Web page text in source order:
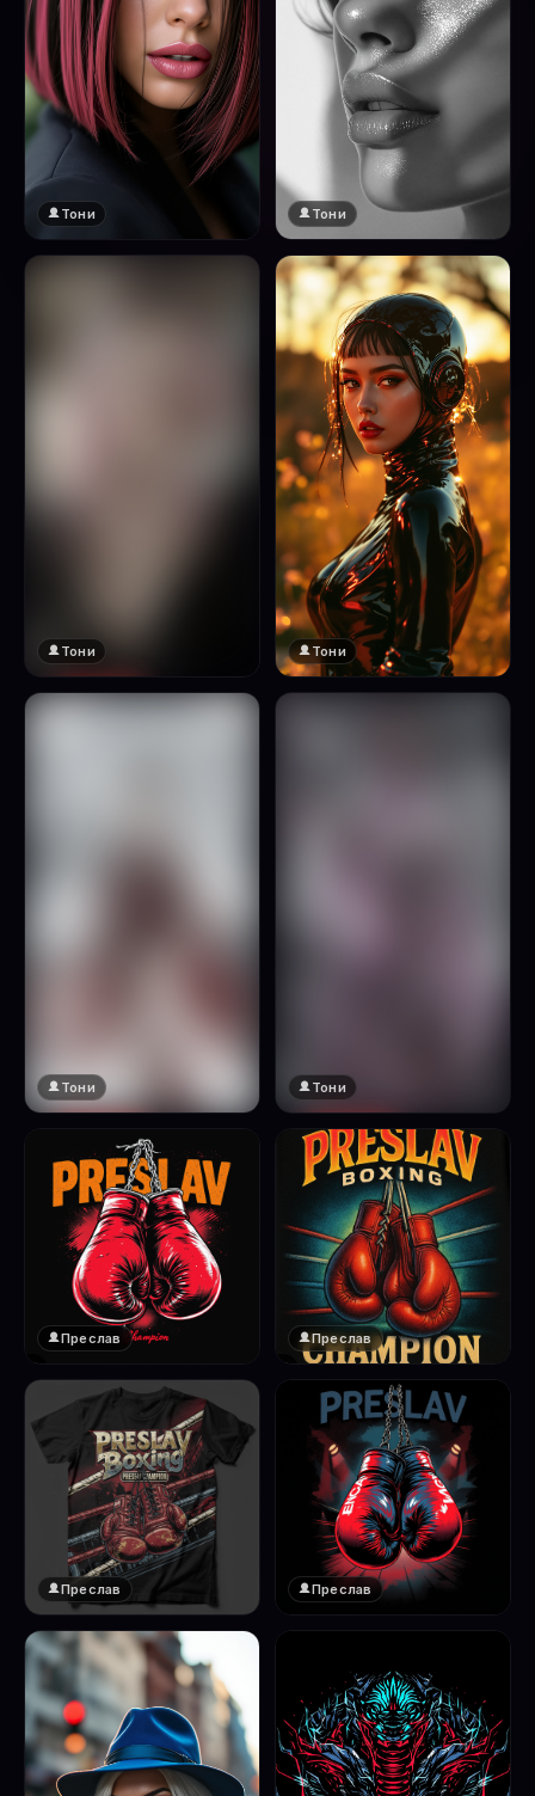
Тони Тони
🔞 18+
Тони Тони
Натисни за преглед
Тони
🔞 18+
Натисни за преглед
Тони
❤️
1
Преслав
❤️
Преслав
Преслав Преслав